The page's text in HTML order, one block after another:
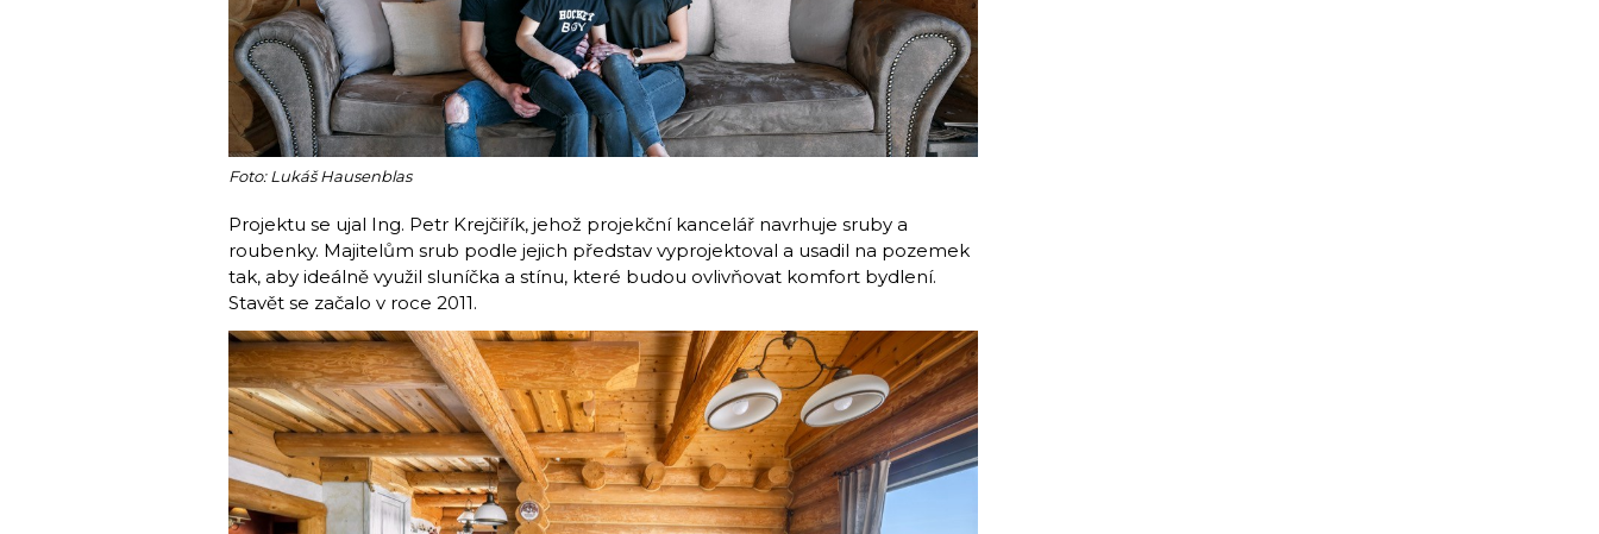
Foto: Lukáš Hausenblas
Projektu se ujal Ing. Petr Krejčiřík, jehož projekční kancelář navrhuje sruby a
roubenky. Majitelům srub podle jejich představ vyprojektoval a usadil na pozemek
tak, aby ideálně využil sluníčka a stínu, které budou ovlivňovat komfort bydlení.
Stavět se začalo v roce 2011.